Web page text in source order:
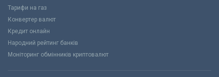
Тарифи на газ
Конвертер валют
Кредит онлайн
Народний рейтинг банків
Моніторинг обмінників криптовалют